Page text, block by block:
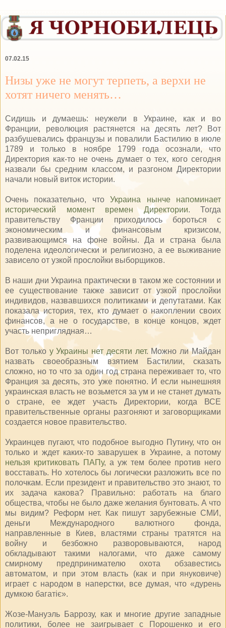
07.02.15
Низы уже не могут терпеть, а верхи не
хотят ничего менять…
Сидишь и думаешь: неужели в Украине, как и во
Франции, революция растянется на десять лет? Вот
разбушевались французы и повалили Бастилию в июле
1789 и только в ноябре 1799 года осознали, что
Директория как-то не очень думает о тех, кого сегодня
назвали бы средним классом, и разгоном Директории
начали новый виток истории.
Очень показательно, чтоУкраина нынче напоминает
исторический момент времен Директории. Тогда
правительству Франции приходилось бороться с
экономическим и финансовым кризисом,
развивающимся на фоне войны. Да и страна была
поделена идеологически и религиозно, а ее выживание
зависело от узкой прослойки выборщиков.
В наши дни Украина практически в таком же состоянии и
ее существование также зависит от узкой прослойки
индивидов, назвавшихся политиками и депутатами. Как
показала история, тех, кто думает о накоплении своих
финансов, а не о государстве, в конце концов, ждет
участь неприглядная…
Вот только у Украины нет десяти лет. Можно ли Майдан
назвать своеобразным взятием Бастилии, сказать
сложно, но то что за один год страна переживает то, что
Франция за десять, это уже понятно. И если нынешняя
украинская власть не возьмется за ум и не станет думать
о стране, ее ждет участь Директории, когда ВСЕ
правительственные органы разгоняют и заговорщиками
создается новое правительство.
Украинцев пугают, что подобное выгодно Путину, что он
только и ждет каких-то заварушек в Украине, а потому
нельзя критиковать ПАПу, а уж тем более против него
восставать. Но хотелось бы логически разложить все по
полочкам. Если президент и правительство это знают, то
их задача какова? Правильно: работать на благо
общества, чтобы не было даже желания бунтовать. А что
мы видим? Реформ нет. Как пишут зарубежные СМИ,
деньги Международного валютного фонда,
направленные в Киев, властями страны тратятся на
войну и безбожно разворовываются, народ
обкладывают такими налогами, что даже самому
смирному предпринимателю охота обзавестись
автоматом, и при этом власть (как и при януковиче)
играет с народом в наперстки, все думая, что «дурень
думкою багатіє».
Жозе-Мануэль Баррозу, как и многие другие западные
политики, более не заигрывает с Порошенко и его